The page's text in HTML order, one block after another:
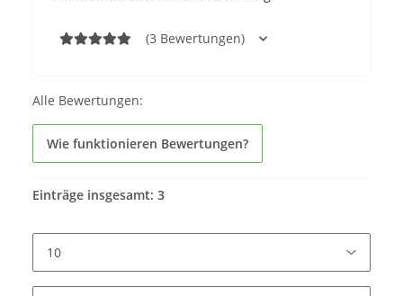
(3 Bewertungen)
Alle Bewertungen:
Wie funktionieren Bewertungen?
Einträge insgesamt: 3